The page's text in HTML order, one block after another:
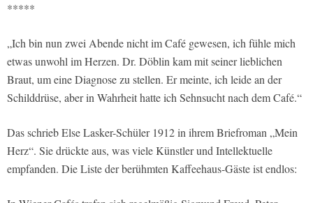
*****
„Ich bin nun zwei Abende nicht im Café gewesen, ich fühle mich
etwas unwohl im Herzen. Dr. Döblin kam mit seiner lieblichen
Braut, um eine Diagnose zu stellen. Er meinte, ich leide an der
Schilddrüse, aber in Wahrheit hatte ich Sehnsucht nach dem Café.“
Das schrieb Else Lasker-Schüler 1912 in ihrem Briefroman „Mein
Herz“. Sie drückte aus, was viele Künstler und Intellektuelle
empfanden. Die Liste der berühmten Kaffeehaus-Gäste ist endlos: